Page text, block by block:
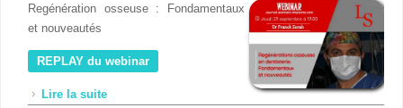
Regénération osseuse : Fondamentaux
et nouveautés
REPLAY du webinar
Lire la suite de Webinar avec le Dr Franck Zerah Jeudi 29